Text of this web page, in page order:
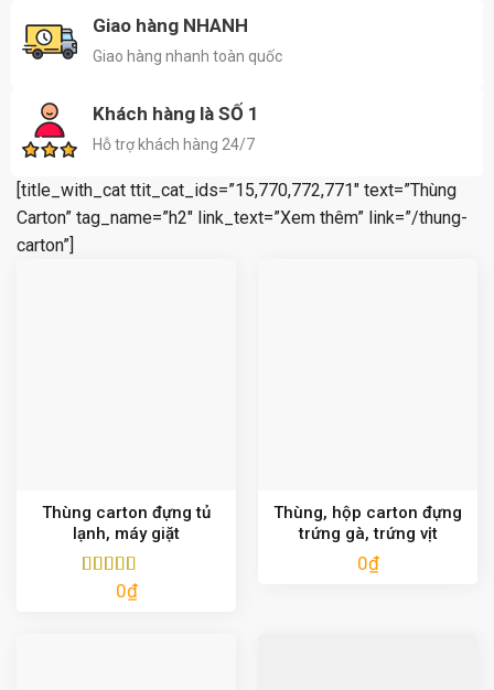
Giao hàng NHANH
Giao hàng nhanh toàn quốc
Khách hàng là SỐ 1
Hỗ trợ khách hàng 24/7
[title_with_cat ttit_cat_ids=”15,770,772,771″ text=”Thùng
Carton” tag_name=”h2″ link_text=”Xem thêm” link=”/thung-
carton”]
Thùng carton đựng tủ
lạnh, máy giặt
Được xếp
0₫
Thùng, hộp carton đựng
trứng gà, trứng vịt
0₫